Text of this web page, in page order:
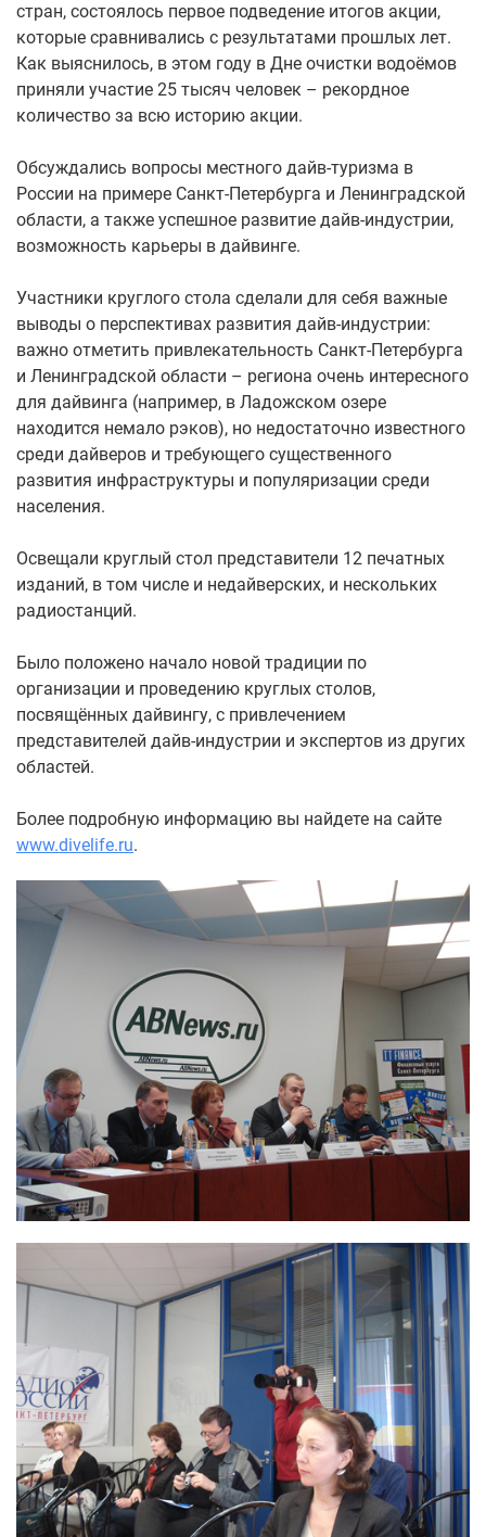
стран, состоялось первое подведение итогов акции,
которые сравнивались с результатами прошлых лет.
Как выяснилось, в этом году в Дне очистки водоёмов
приняли участие 25 тысяч человек – рекордное
количество за всю историю акции.
Обсуждались вопросы местного дайв-туризма в
России на примере Санкт-Петербурга и Ленинградской
области, а также успешное развитие дайв-индустрии,
возможность карьеры в дайвинге.
Участники круглого стола сделали для себя важные
выводы о перспективах развития дайв-индустрии:
важно отметить привлекательность Санкт-Петербурга
и Ленинградской области – региона очень интересного
для дайвинга (например, в Ладожском озере
находится немало рэков), но недостаточно известного
среди дайверов и требующего существенного
развития инфраструктуры и популяризации среди
населения.
Освещали круглый стол представители 12 печатных
изданий, в том числе и недайверских, и нескольких
радиостанций.
Было положено начало новой традиции по
организации и проведению круглых столов,
посвящённых дайвингу, с привлечением
представителей дайв-индустрии и экспертов из других
областей.
Более подробную информацию вы найдете на сайте
www.divelife.ru.